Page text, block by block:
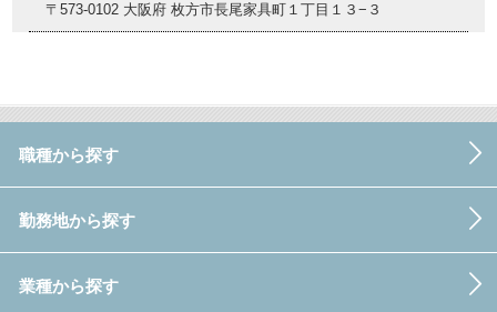
〒573-0102 大阪府 枚方市長尾家具町１丁目１３−３
職種から探す
勤務地から探す
業種から探す